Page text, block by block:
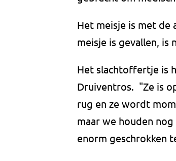
Het meisje is met de
meisje is gevallen, is
Het slachtoffertje is
Druiventros. "Ze is
rug en ze wordt
maar we houden
enorm geschrokken